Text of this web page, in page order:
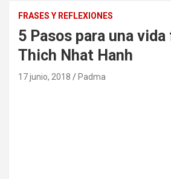
FRASES Y REFLEXIONES
5 Pasos para una
Thich Nhat Hanh
17 junio, 2018 Padma